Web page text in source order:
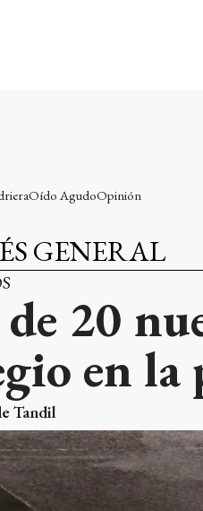
Oído AgudoOpinión
GENERAL
20
en
Tandil